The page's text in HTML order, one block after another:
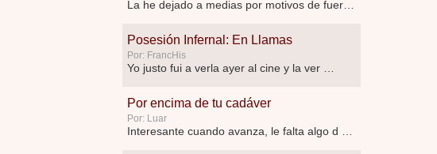
Posesión Infernal: En Llamas
Por: FrancHis
Yo justo fui a verla ayer al cine y la ver …
Por encima de tu cadáver
Por: Luar
Interesante cuando avanza, le falta algo d …